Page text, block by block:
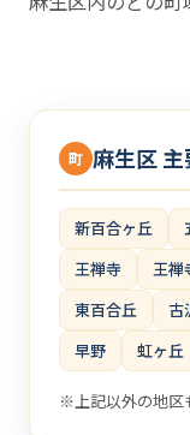
町 麻生区
新百合ヶ丘
王禅寺
王禅
東百合丘
古
早野
虹ヶ丘
※上記以外の地区